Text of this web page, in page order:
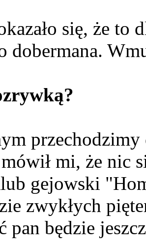
się, że to
dobermana.
mi, że nic
gejowski
zwykłych
pan będzie